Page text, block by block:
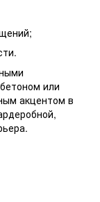
или
акцентом в